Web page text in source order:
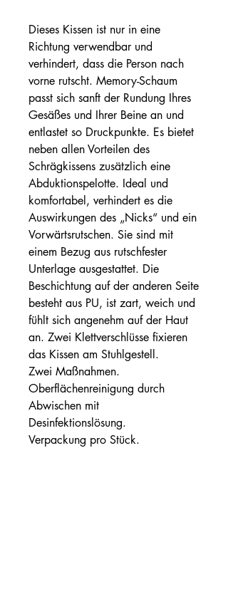
Dieses Kissen ist nur in eine
Richtung verwendbar und
verhindert, dass die Person nach
vorne rutscht. Memory-Schaum
passt sich sanft der Rundung Ihres
Gesäßes und Ihrer Beine an und
entlastet so Druckpunkte. Es bietet
neben allen Vorteilen des
Schrägkissens zusätzlich eine
Abduktionspelotte. Ideal und
komfortabel, verhindert es die
Auswirkungen des „Nicks“ und ein
Vorwärtsrutschen. Sie sind mit
einem Bezug aus rutschfester
Unterlage ausgestattet. Die
Beschichtung auf der anderen Seite
besteht aus PU, ist zart, weich und
fühlt sich angenehm auf der Haut
an. Zwei Klettverschlüsse fixieren
das Kissen am Stuhlgestell.
Zwei Maßnahmen.
Oberflächenreinigung durch
Abwischen mit
Desinfektionslösung.
Verpackung pro Stück.